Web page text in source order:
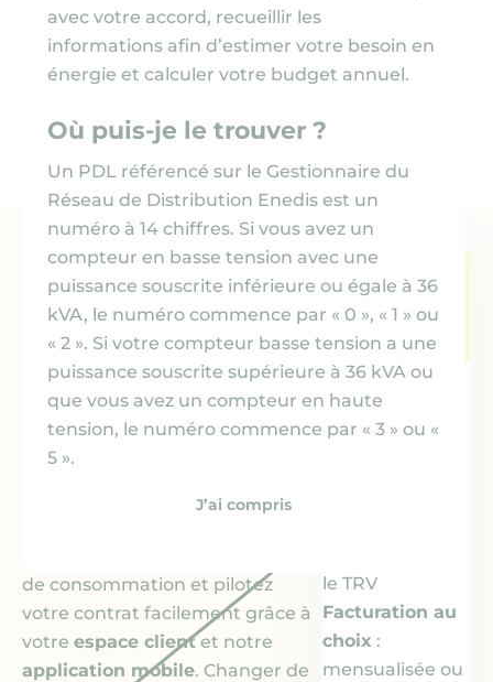
avec votre accord, recueillir les
informations afin d’estimer votre besoin en
énergie et calculer votre budget annuel.
Où puis-je le trouver ?
Un PDL référencé sur le Gestionnaire du
Réseau de Distribution Enedis est un
numéro à 14 chiffres. Si vous avez un
compteur en basse tension avec une
puissance souscrite inférieure ou égale à 36
kVA, le numéro commence par « 0 », « 1 » ou
« 2 ». Si votre compteur basse tension a une
puissance souscrite supérieure à 36 kVA ou
que vous avez un compteur en haute
tension, le numéro commence par « 3 » ou «
5 ».
J’ai compris
Service client
Basé en France,
disponible et réactif
Sans coupure
Sans paperasse ni frais
cachés. Tout
Desoffresqui
s’adaptent à vos
besoins
Gardez la maîtrise de votre
budget avec nos offres pensées
pour vous. Choisissez la durée de
votre
(Base ou
de consommation et pilotez
votre contrat facilement grâce à
votre espace clientet notre
application mobile. Changer de
Abonnement
dès
11,63€/mois
Ce qui est
inclus
Offres à prix
le TRV
Facturation au
choix :
mensualisée ou